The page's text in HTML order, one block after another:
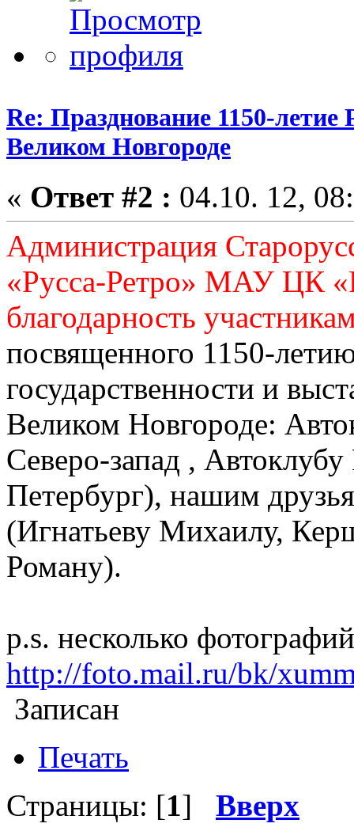
Re: Празднование 1150-летие
Великом Новгороде
« Ответ #2 : 04.10. 12,
Администрация
«Русса-Ретро» МАУ ЦК
благодарность
посвященного 1150-
государственности и
Великом Новгороде:
Северо-запад ,
Петербург), нашим
(Игнатьеву Михаилу,
Роману).
p.s. несколько
http://foto.mail.ru/bk/
Записан
Печать
Страницы: [1] Вверх